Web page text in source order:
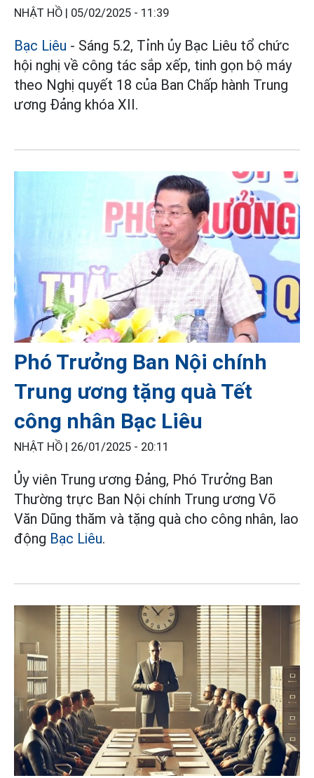
NHẬT HỒ | 05/02/2025 - 11:39
Bạc Liêu - Sáng 5.2, Tỉnh ủy Bạc Liêu tổ chức
hội nghị về công tác sắp xếp, tinh gọn bộ máy
theo Nghị quyết 18 của Ban Chấp hành Trung
ương Đảng khóa XII.
Phó Trưởng Ban Nội chính
Trung ương tặng quà Tết
công nhân Bạc Liêu
NHẬT HỒ | 26/01/2025 - 20:11
Ủy viên Trung ương Đảng, Phó Trưởng Ban
Thường trực Ban Nội chính Trung ương Võ
Văn Dũng thăm và tặng quà cho công nhân, lao
động Bạc Liêu.